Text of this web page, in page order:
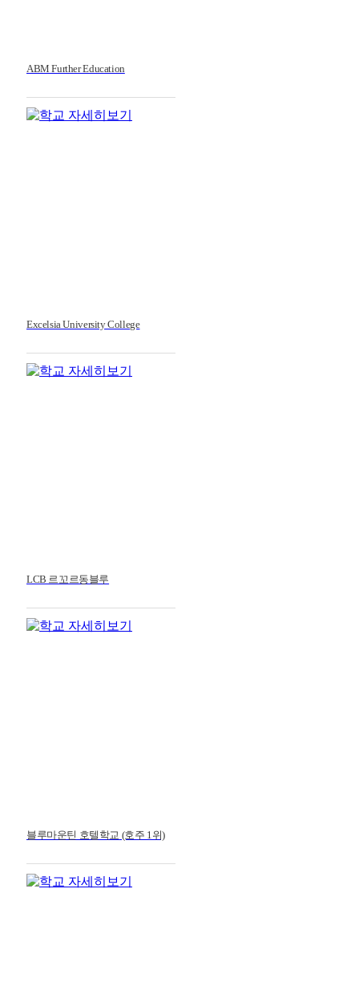
ABM Further Education
Excelsia University College
LCB 르꼬르동블루
블루마운틴 호텔학교 (호주 1위)